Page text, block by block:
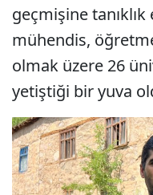
geçmişine
mühendis,
olmak üzere 26
yetiştiği bir yuva